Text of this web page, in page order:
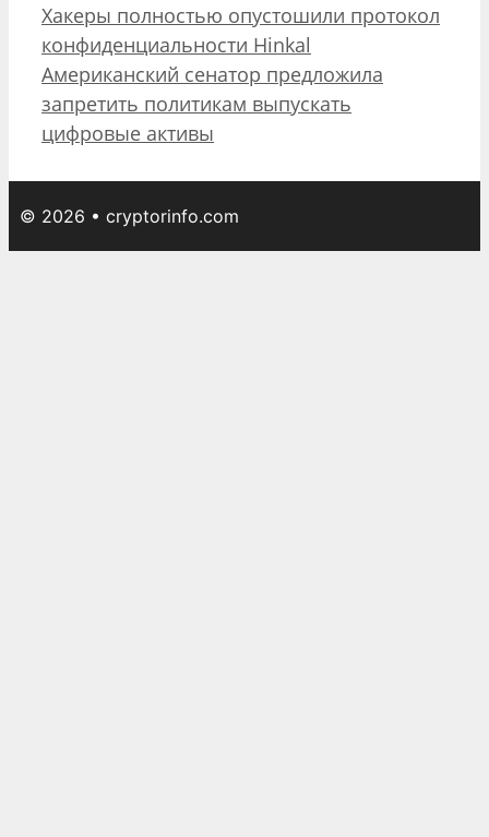
Хакеры полностью опустошили протокол
конфиденциальности Hinkal
Американский сенатор предложила
запретить политикам выпускать
цифровые активы
© 2026 • cryptorinfo.com